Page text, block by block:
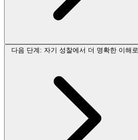
다음 단계: 자기 성찰에서 더 명확한 이해로